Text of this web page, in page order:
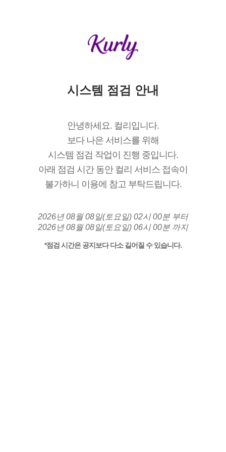
시스템 점검 안내
안녕하세요. 컬리입니다.
보다 나은 서비스를 위해
시스템 점검 작업이 진행 중입니다.
아래 점검 시간 동안 컬리 서비스 접속이
불가하니 이용에 참고 부탁드립니다.
2026년 08월 08일(토요일) 02시 00분 부터
2026년 08월 08일(토요일) 06시 00분 까지
*점검 시간은 공지보다 다소 길어질 수 있습니다.